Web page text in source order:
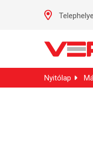
Nyitólap